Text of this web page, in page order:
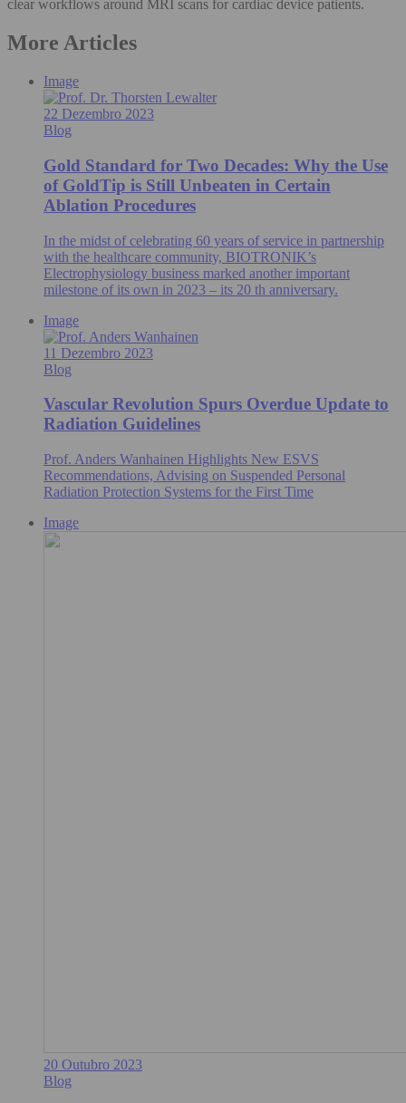
clear workflows around MRI scans for cardiac device patients.
More Articles
Image
22 Dezembro 2023
Blog
Gold Standard for Two Decades: Why the Use
of GoldTip is Still Unbeaten in Certain
Ablation Procedures
In the midst of celebrating 60 years of service in partnership
with the healthcare community, BIOTRONIK’s
Electrophysiology business marked another important
milestone of its own in 2023 – its 20 th anniversary.
Image
11 Dezembro 2023
Blog
Vascular Revolution Spurs Overdue Update to
Radiation Guidelines
Prof. Anders Wanhainen Highlights New ESVS
Recommendations, Advising on Suspended Personal
Radiation Protection Systems for the First Time
Image
20 Outubro 2023
Blog